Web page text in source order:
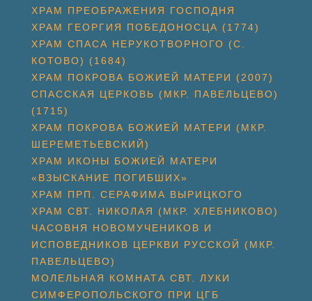
ХРАМ ПРЕОБРАЖЕНИЯ ГОСПОДНЯ
ХРАМ ГЕОРГИЯ ПОБЕДОНОСЦА (1774)
ХРАМ СПАСА НЕРУКОТВОРНОГО (С.
КОТОВО) (1684)
ХРАМ ПОКРОВА БОЖИЕЙ МАТЕРИ (2007)
СПАССКАЯ ЦЕРКОВЬ (МКР. ПАВЕЛЬЦЕВО)
(1715)
ХРАМ ПОКРОВА БОЖИЕЙ МАТЕРИ (МКР.
ШЕРЕМЕТЬЕВСКИЙ)
ХРАМ ИКОНЫ БОЖИЕЙ МАТЕРИ
«ВЗЫСКАНИЕ ПОГИБШИХ»
ХРАМ ПРП. СЕРАФИМА ВЫРИЦКОГО
ХРАМ СВТ. НИКОЛАЯ (МКР. ХЛЕБНИКОВО)
ЧАСОВНЯ НОВОМУЧЕНИКОВ И
ИСПОВЕДНИКОВ ЦЕРКВИ РУССКОЙ (МКР.
ПАВЕЛЬЦЕВО)
МОЛЕЛЬНАЯ КОМНАТА СВТ. ЛУКИ
СИМФЕРОПОЛЬСКОГО ПРИ ЦГБ